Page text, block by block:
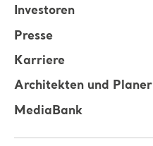
Investoren
Presse
Karriere
Architekten und Planer
MediaBank